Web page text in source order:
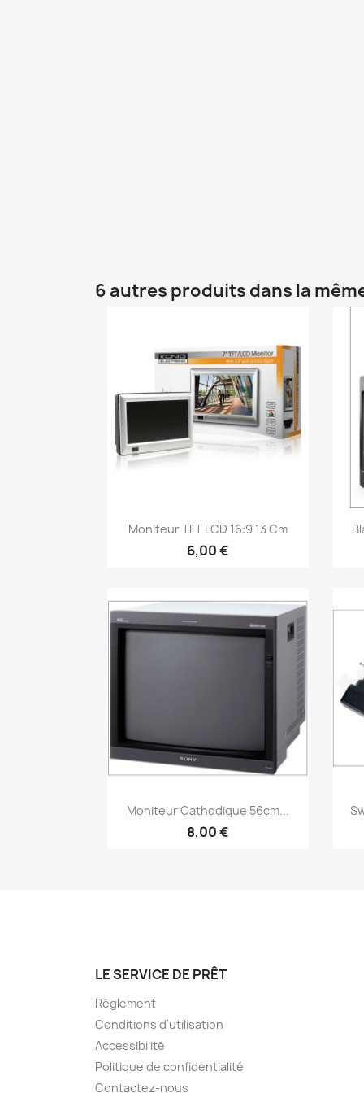
6 autres produits dans la
Aperçu rapide
Moniteur TFT LCD 16:9 13 Cm
6,00 €
Aperçu rapide
Moniteur Cathodique 56cm...
8,00 €
LE SERVICE DE PRÊT
Réglement
Conditions d'utilisation
Accessibilité
Politique de confidentialité
Contactez-nous